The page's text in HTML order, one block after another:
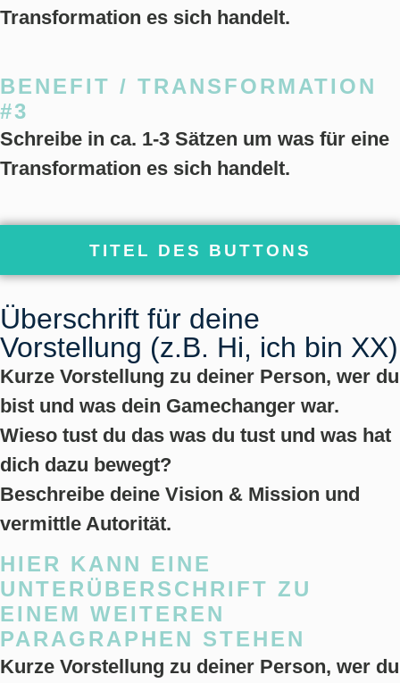
Transformation es sich handelt.
BENEFIT / TRANSFORMATION
#3
Schreibe in ca. 1-3 Sätzen um was für eine
Transformation es sich handelt.
TITEL DES BUTTONS
Überschrift für deine
Vorstellung (z.B. Hi, ich bin XX)
Kurze Vorstellung zu deiner Person, wer du
bist und was dein Gamechanger war.
Wieso tust du das was du tust und was hat
dich dazu bewegt?
Beschreibe deine Vision & Mission und
vermittle Autorität.
HIER KANN EINE
UNTERÜBERSCHRIFT ZU
EINEM WEITEREN
PARAGRAPHEN STEHEN
Kurze Vorstellung zu deiner Person, wer du